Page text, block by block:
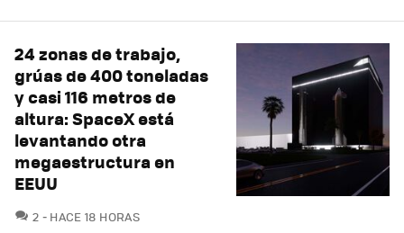
24 zonas de trabajo,
grúas de 400 toneladas
y casi 116 metros de
altura: SpaceX está
levantando otra
megaestructura en
EEUU
2 COMENTARIOS
HACE 18 HORAS